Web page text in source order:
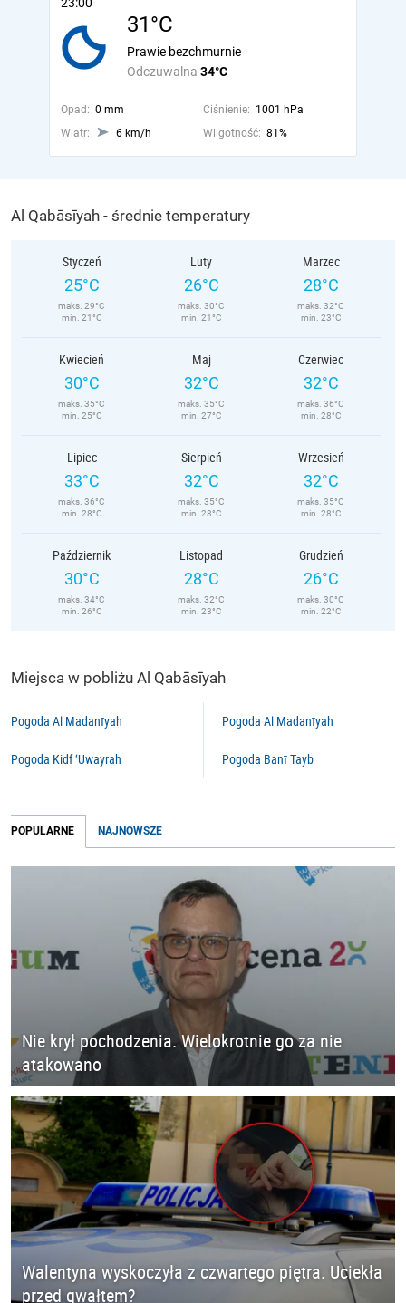
31°C
Odczuwalna 34°C
Prawie bezchmurnie
Opad: 0 mm Ciśnienie: 1001 hPa
Wiatr:
6 km/h Wilgotność: 81%
Al Qabāsīyah - średnie temperatury
Styczeń
25°C
maks. 29°C
min. 21°C
Luty
26°C
maks. 30°C
min. 21°C
Marzec
28°C
maks. 32°C
min. 23°C
Kwiecień
30°C
maks. 35°C
min. 25°C
Maj
32°C
maks. 35°C
min. 27°C
Czerwiec
32°C
maks. 36°C
min. 28°C
Lipiec
33°C
maks. 36°C
min. 28°C
Sierpień
32°C
maks. 35°C
min. 28°C
Wrzesień
32°C
maks. 35°C
min. 28°C
Październik
30°C
maks. 34°C
min. 26°C
Listopad
28°C
maks. 32°C
min. 23°C
Grudzień
26°C
maks. 30°C
min. 22°C
Miejsca w pobliżu Al Qabāsīyah
Pogoda Al Madanīyah
Pogoda Kidf ‘Uwayrah
Pogoda Al Madanīyah
Pogoda Banī Tayb
POPULARNE NAJNOWSZE
Nie krył pochodzenia. Wielokrotnie go za nie
atakowano
Walentyna wyskoczyła z czwartego piętra. Uciekła
przed gwałtem?